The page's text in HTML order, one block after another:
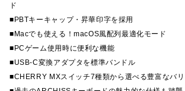
ド
■PBTキーキャップ・昇華印字を採用
■Macでも使える！macOS風配列最適化モード
■PCゲーム使用時に便利な機能
■USB-C変換アダプタを標準バンドル
■CHERRY MXスイッチ7種類から選べる豊富なバ